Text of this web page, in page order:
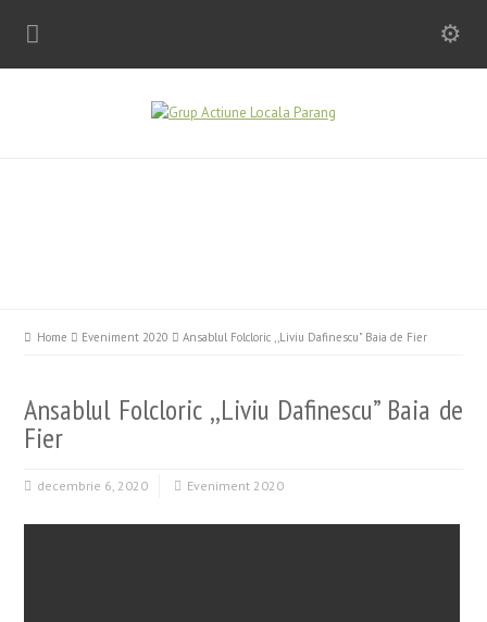
Home Eveniment 2020 Ansablul Folcloric ,,Liviu Dafinescu" Baia de Fier
Ansablul Folcloric ,,Liviu Dafinescu” Baia de
Fier
decembrie 6, 2020 Eveniment 2020